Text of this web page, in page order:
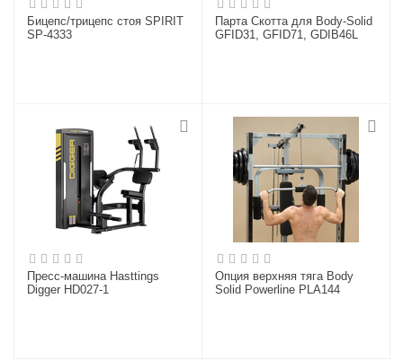
Бицепс/трицепс стоя SPIRIT
SP-4333
Парта Скотта для Body-Solid
GFID31, GFID71, GDIB46L
Пресс-машина Hasttings
Digger HD027-1
Опция верхняя тяга Body
Solid Powerline PLA144